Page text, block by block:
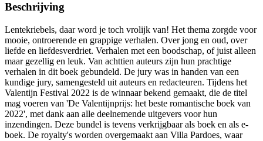
Beschrijving
Lentekriebels, daar word je toch vrolijk van! Het thema zorgde voor
mooie, ontroerende en grappige verhalen. Over jong en oud, over
liefde en liefdesverdriet. Verhalen met een boodschap, of juist alleen
maar gezellig en leuk. Van achttien auteurs zijn hun prachtige
verhalen in dit boek gebundeld. De jury was in handen van een
kundige jury, samengesteld uit auteurs en redacteuren. Tijdens het
Valentijn Festival 2022 is de winnaar bekend gemaakt, die de titel
mag voeren van 'De Valentijnprijs: het beste romantische boek van
2022', met dank aan alle deelnemende uitgevers voor hun
inzendingen. Deze bundel is tevens verkrijgbaar als boek en als e-
boek. De royalty's worden overgemaakt aan Villa Pardoes, waar